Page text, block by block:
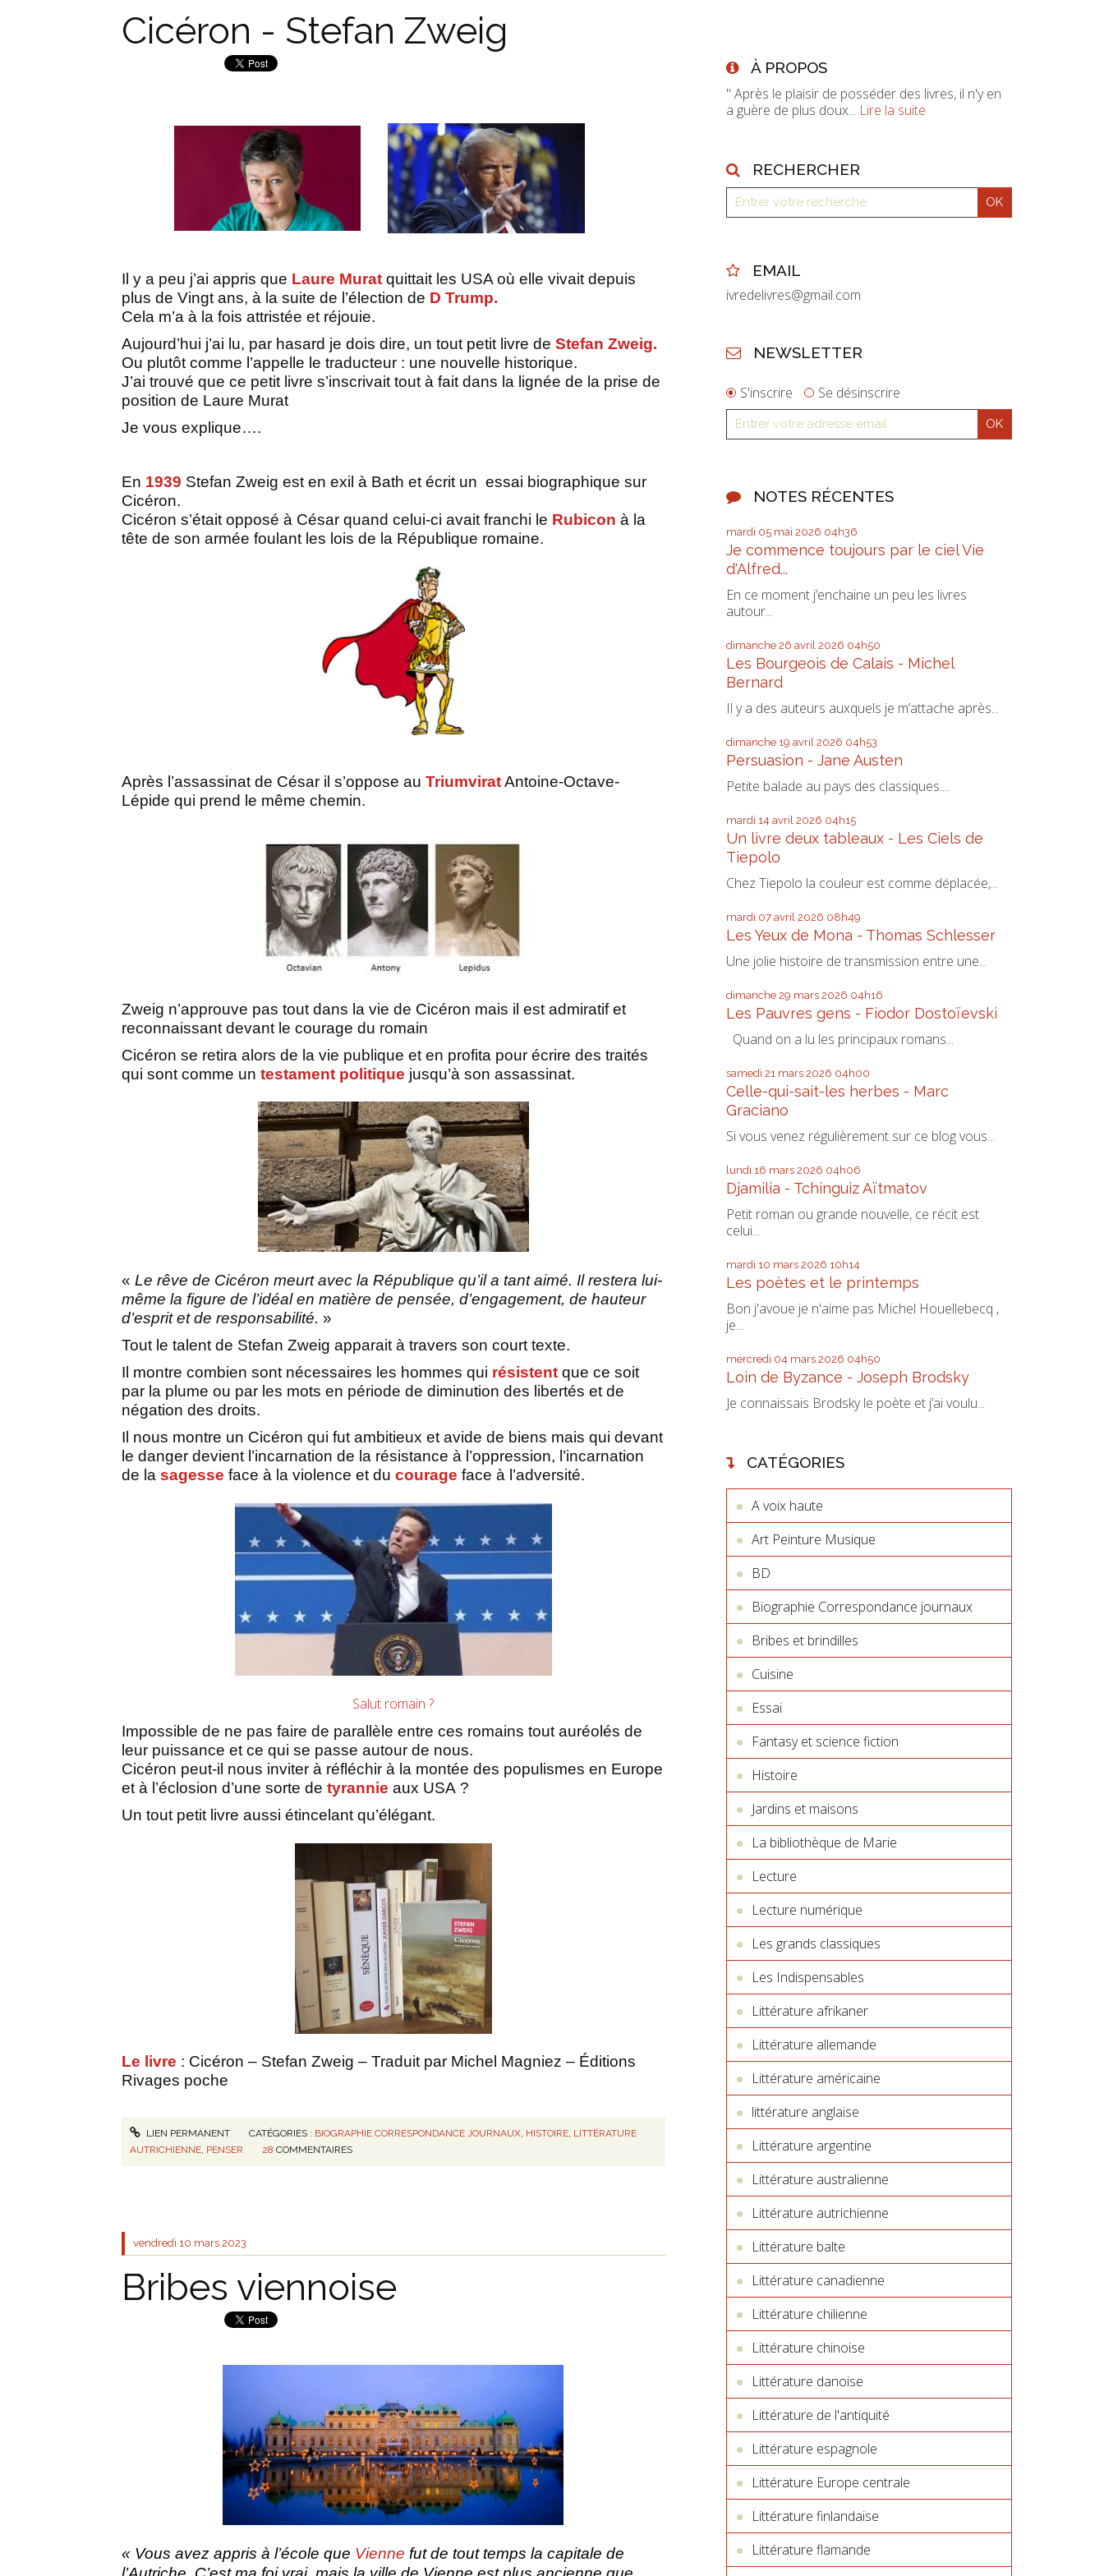
Cicéron - Stefan Zweig
Il y a peu j’ai appris que Laure Murat quittait les USA où elle vivait depuis
plus de Vingt ans, à la suite de l’élection de D Trump.
Cela m’a à la fois attristée et réjouie.
Aujourd’hui j’ai lu, par hasard je dois dire, un tout petit livre de Stefan Zweig.
Ou plutôt comme l’appelle le traducteur : une nouvelle historique.
J’ai trouvé que ce petit livre s’inscrivait tout à fait dans la lignée de la prise de
position de Laure Murat
Je vous explique….
En 1939 Stefan Zweig est en exil à Bath et écrit un essai biographique sur
Cicéron.
Cicéron s’était opposé à César quand celui-ci avait franchi le Rubicon à la
tête de son armée foulant les lois de la République romaine.
Après l’assassinat de César il s’oppose au TriumviratAntoine-Octave-
Lépide qui prend le même chemin.
Zweig n’approuve pas tout dans la vie de Cicéron mais il est admiratif et
reconnaissant devant le courage du romain
Cicéron se retira alors de la vie publique et en profita pour écrire des traités
qui sont comme un testament politique jusqu’à son assassinat.
« Le rêve de Cicéron meurt avec la République qu’il a tant aimé. Il restera lui-
même la figure de l’idéal en matière de pensée, d’engagement, de hauteur
d’esprit et de responsabilité. »
Tout le talent de Stefan Zweig apparait à travers son court texte.
Il montre combien sont nécessaires les hommes qui résistent que ce soit
par la plume ou par les mots en période de diminution des libertés et de
négation des droits.
Il nous montre un Cicéron qui fut ambitieux et avide de biens mais qui devant
le danger devient l’incarnation de la résistance à l’oppression, l’incarnation
de la sagesse face à la violence et du courage face à l’adversité.
Salut romain ?
Impossible de ne pas faire de parallèle entre ces romains tout auréolés de
leur puissance et ce qui se passe autour de nous.
Cicéron peut-il nous inviter à réfléchir à la montée des populismes en Europe
et à l’éclosion d’une sorte de tyrannie aux USA ?
Un tout petit livre aussi étincelant qu’élégant.
Le livre : Cicéron – Stefan Zweig – Traduit par Michel Magniez – Éditions
Rivages poche
LIEN PERMANENT CATÉGORIES : BIOGRAPHIE CORRESPONDANCE JOURNAUX, HISTOIRE, LITTÉRATURE
AUTRICHIENNE, PENSER 28 COMMENTAIRES
vendredi 10 mars 2023
Bribes viennoise
« Vous avez appris à l’école que Vienne fut de tout temps la capitale de
À PROPOS
" Après le plaisir de posséder des livres, il n'y en
a guère de plus doux... Lire la suite
RECHERCHER
EMAIL
ivredelivres@gmail.com
NEWSLETTER
S'inscrire Se désinscrire
NOTES RÉCENTES
mardi 05 mai 2026 04h36
Je commence toujours par le ciel Vie
d'Alfred...
En ce moment j’enchaine un peu les livres
autour...
dimanche 26 avril 2026 04h50
Les Bourgeois de Calais - Michel
Bernard
Il y a des auteurs auxquels je m’attache après...
dimanche 19 avril 2026 04h53
Persuasion - Jane Austen
Petite balade au pays des classiques....
mardi 14 avril 2026 04h15
Un livre deux tableaux - Les Ciels de
Tiepolo
Chez Tiepolo la couleur est comme déplacée,...
mardi 07 avril 2026 08h49
Les Yeux de Mona - Thomas Schlesser
Une jolie histoire de transmission entre une...
dimanche 29 mars 2026 04h16
Les Pauvres gens - Fiodor Dostoïevski
Quand on a lu les principaux romans...
samedi 21 mars 2026 04h00
Celle-qui-sait-les herbes - Marc
Graciano
Si vous venez régulièrement sur ce blog vous...
lundi 16 mars 2026 04h06
Djamilia - Tchinguiz Aïtmatov
Petit roman ou grande nouvelle, ce récit est
celui...
mardi 10 mars 2026 10h14
Les poètes et le printemps
Bon j'avoue je n'aime pas Michel Houellebecq ,
je...
mercredi 04 mars 2026 04h50
Loin de Byzance - Joseph Brodsky
Je connaissais Brodsky le poète et j’ai voulu...
CATÉGORIES
A voix haute
Art Peinture Musique
BD
Biographie Correspondance journaux
Bribes et brindilles
Cuisine
Essai
Fantasy et science fiction
Histoire
Jardins et maisons
La bibliothèque de Marie
Lecture
Lecture numérique
Les grands classiques
Les Indispensables
Littérature afrikaner
Littérature allemande
Littérature américaine
littérature anglaise
Littérature argentine
Littérature australienne
Littérature autrichienne
Littérature balte
Littérature canadienne
Littérature chilienne
Littérature chinoise
Littérature danoise
Littérature de l'antiquité
Littérature espagnole
Littérature Europe centrale
Littérature finlandaise
Littérature flamande